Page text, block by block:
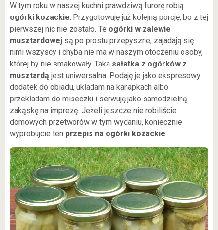
W tym roku w naszej kuchni prawdziwą furorę robią
ogórki kozackie. Przygotowuję już kolejną porcję, bo z tej
pierwszej nic nie zostało. Te ogórki w zalewie
musztardowej są po prostu przepyszne, zajadają się
nimi wszyscy i chyba nie ma w naszym otoczeniu osoby,
której by nie smakowały. Taka sałatka z ogórków z
musztardą jest uniwersalna. Podaję je jako ekspresowy
dodatek do obiadu, układam na kanapkach albo
przekładam do miseczki i serwuję jako samodzielną
zakąskę na imprezę. Jeżeli jeszcze nie robiliście
domowych przetworów w tym wydaniu, koniecznie
wypróbujcie ten przepis na ogórki kozackie.